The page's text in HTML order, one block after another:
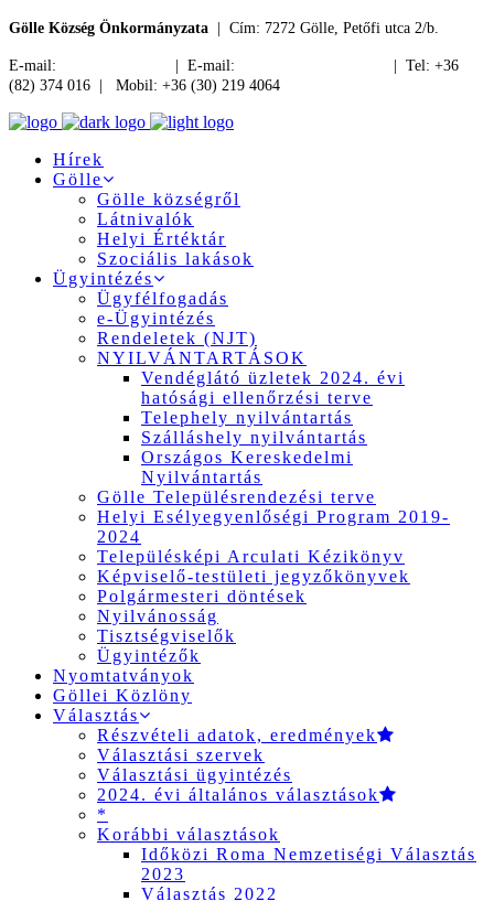
Gölle Község Önkormányzata | Cím: 7272 Gölle, Petőfi utca 2/b.
E-mail: | E-mail:
| Tel: +36
(82) 374 016 | Mobil: +36 (30) 219 4064
Hírek
Gölle
Gölle községről
Látnivalók
Helyi Értéktár
Szociális lakások
Ügyintézés
Ügyfélfogadás
e-Ügyintézés
Rendeletek (NJT)
NYILVÁNTARTÁSOK
Vendéglátó üzletek 2024. évi
hatósági ellenőrzési terve
Telephely nyilvántartás
Szálláshely nyilvántartás
Országos Kereskedelmi
Nyilvántartás
Gölle Településrendezési terve
Helyi Esélyegyenlőségi Program 2019-
2024
Településképi Arculati Kézikönyv
Képviselő-testületi jegyzőkönyvek
Polgármesteri döntések
Nyilvánosság
Tisztségviselők
Ügyintézők
Nyomtatványok
Göllei Közlöny
Választás
Részvételi adatok, eredmények
Választási szervek
Választási ügyintézés
2024. évi általános választások
*
Korábbi választások
Időközi Roma Nemzetiségi Választás
2023
Választás 2022